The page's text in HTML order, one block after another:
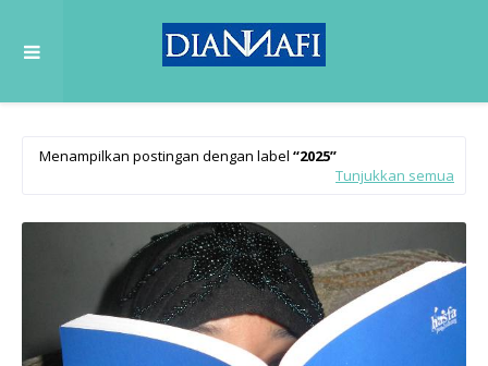
Menampilkan postingan dengan label
2025
Tunjukkan semua